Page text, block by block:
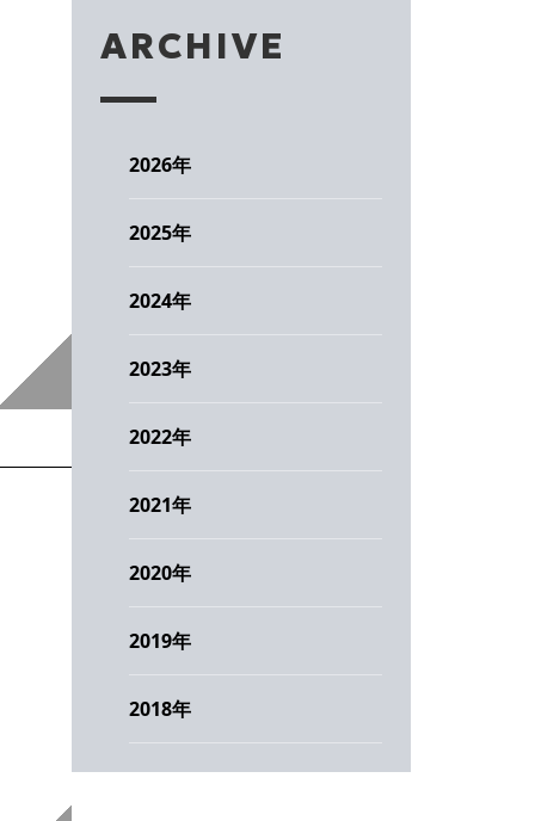
ARCHIVE
2026年
2025年
2024年
2023年
2022年
2021年
2020年
2019年
2018年